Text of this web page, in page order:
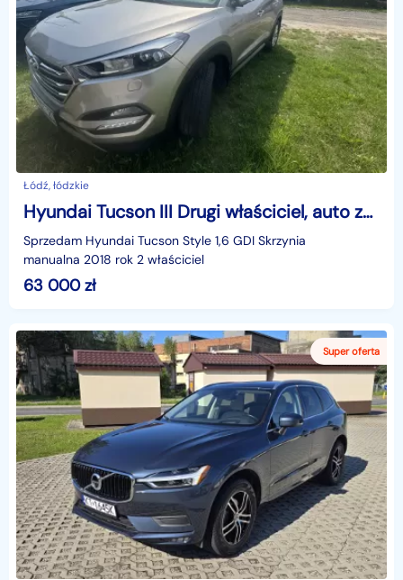
Łódź, łódzkie
Hyundai Tucson III Drugi właściciel, auto zakupione w polskim salonie
Sprzedam Hyundai Tucson Style 1,6 GDI Skrzynia
manualna 2018 rok 2 właściciel
63 000zł